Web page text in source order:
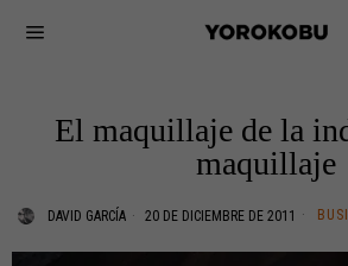
El maquillaje de la
maquillaje
DAVID GARCÍA 20 DE DICIEMBRE DE 2011